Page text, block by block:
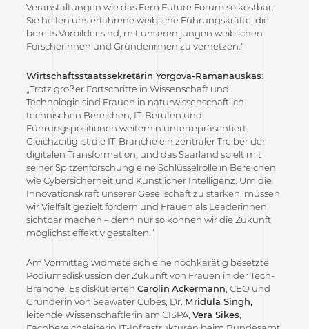
Veranstaltungen wie das Fem Future Forum so kostbar.
Sie helfen uns erfahrene weibliche Führungskräfte, die
bereits Vorbilder sind, mit unseren jungen weiblichen
Forscherinnen und Gründerinnen zu vernetzen.“
Wirtschaftsstaatssekretärin Yorgova-Ramanauskas:
„Trotz großer Fortschritte in Wissenschaft und
Technologie sind Frauen in naturwissenschaftlich-
technischen Bereichen, IT-Berufen und
Führungspositionen weiterhin unterrepräsentiert.
Gleichzeitig ist die IT-Branche ein zentraler Treiber der
digitalen Transformation, und das Saarland spielt mit
seiner Spitzenforschung eine Schlüsselrolle in Bereichen
wie Cybersicherheit und Künstlicher Intelligenz. Um die
Innovationskraft unserer Gesellschaft zu stärken, müssen
wir Vielfalt gezielt fördern und Frauen als Leaderinnen
sichtbar machen – denn nur so können wir die Zukunft
möglichst effektiv gestalten.“
Am Vormittag widmete sich eine hochkarätig besetzte
Podiumsdiskussion der Zukunft von Frauen in der Tech-
Branche. Es diskutierten Carolin Ackermann , CEO und
Gründerin von Seawater Cubes, Dr. Mridula Singh,
leitende Wissenschaftlerin am CISPA, Vera Sikes